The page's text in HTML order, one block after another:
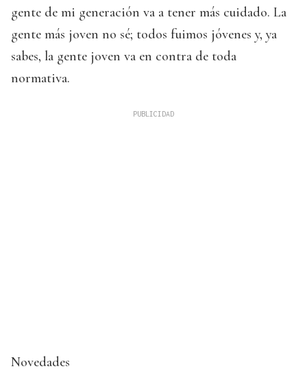
gente de mi generación va a tener más cuidado. La
gente más joven no sé; todos fuimos jóvenes y, ya
sabes, la gente joven va en contra de toda
normativa.
Novedades